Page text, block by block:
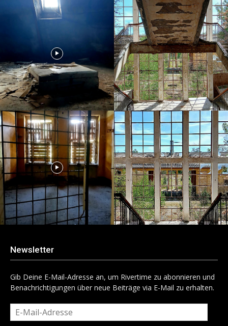
Newsletter
Gib Deine E-Mail-Adresse an, um Rivertime zu abonnieren und
Benachrichtigungen über neue Beiträge via E-Mail zu erhalten.
E-
Mail-